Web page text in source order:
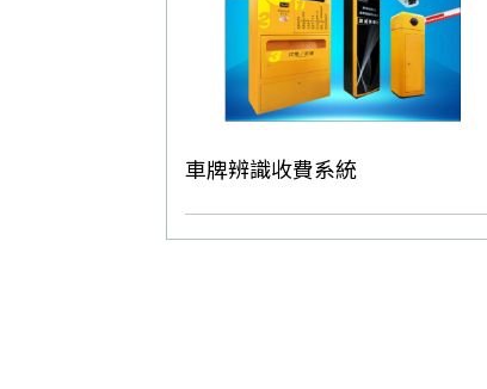
車牌辨識收費系統